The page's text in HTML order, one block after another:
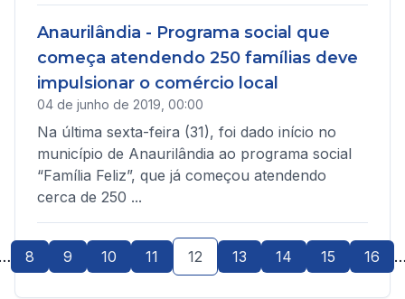
Anaurilândia - Programa social que
começa atendendo 250 famílias deve
impulsionar o comércio local
04 de junho de 2019, 00:00
Na última sexta-feira (31), foi dado início no
município de Anaurilândia ao programa social
“Família Feliz”, que já começou atendendo
cerca de 250 ...
8 9 10 11 12 13 14 15 16